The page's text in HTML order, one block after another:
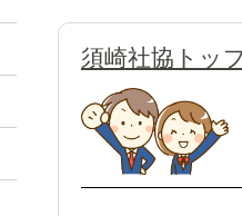
須崎社協トッ